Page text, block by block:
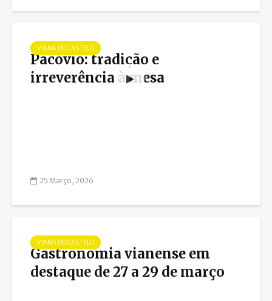
VIANA DO CASTELO
Pacóvio: tradição e
irreverência à mesa
25 Março, 2026
VIANA DO CASTELO
Gastronomia vianense em
destaque de 27 a 29 de março